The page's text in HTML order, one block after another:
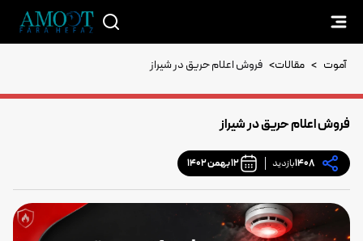
آموت > مقالات> فروش اعلام حریق در شیراز
فروش اعلام حریق در شیراز
1408بازدید 12 بهمن 1402